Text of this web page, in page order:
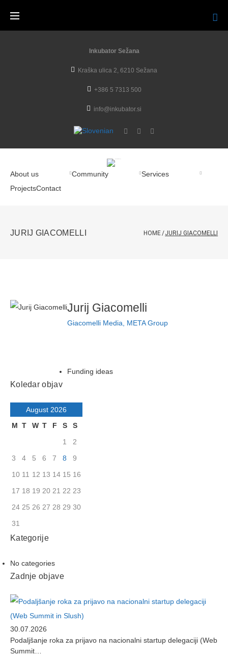
Inkubator Sežana
Kraška ulica 2, 6210 Sežana
+386 5 7313 500
info@inkubator.si
About us Community
Services
ProjectsContact
JURIJ GIACOMELLI HOME/JURIJ GIACOMELLI
Jurij Giacomelli
Giacomelli Media, META Group
Funding ideas
Koledar objav
August 2026
M T W T F S
S
1
2
3
4 5 6 7 8
9
10 11 12 13 14 15 16
17 18 19 20 21 22 23
24 25 26 27 28 29 30
31
Kategorije
No categories
Zadnje objave
30.07.2026
Podaljšanje roka za prijavo na nacionalni startup delegaciji (Web
Summit…